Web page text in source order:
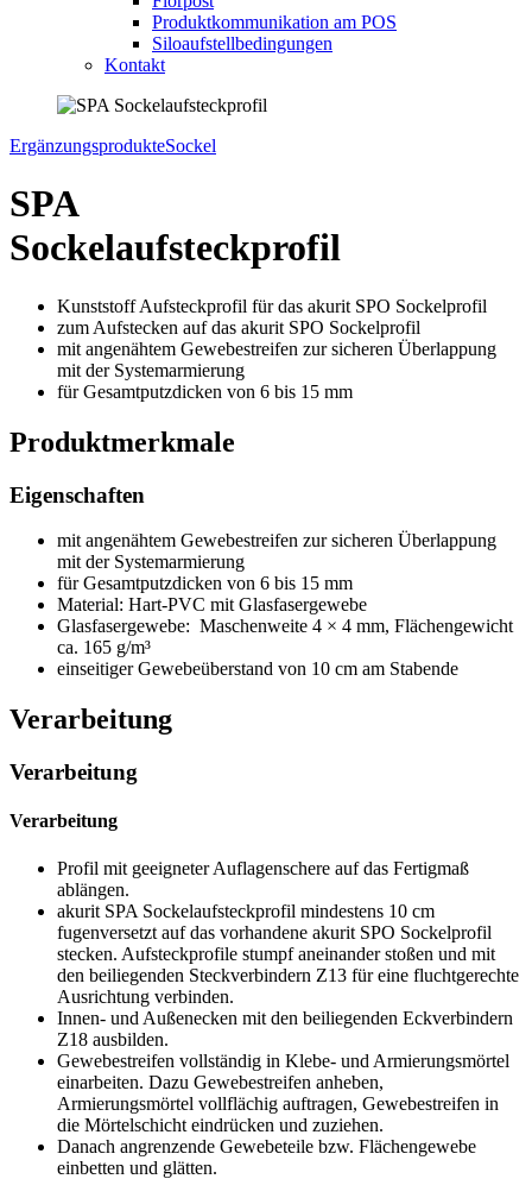
Produktkommunikation am POS
Siloaufstellbedingungen
Kontakt
ErgänzungsprodukteSockel
SPA
Sockelaufsteckprofil
Kunststoff Aufsteckprofil für das akurit SPO Sockelprofil
zum Aufstecken auf das akurit SPO Sockelprofil
mit angenähtem Gewebestreifen zur sicheren Überlappung
mit der Systemarmierung
für Gesamtputzdicken von 6 bis 15 mm
Produktmerkmale
Eigenschaften
mit angenähtem Gewebestreifen zur sicheren Überlappung
mit der Systemarmierung
für Gesamtputzdicken von 6 bis 15 mm
Material: Hart-PVC mit Glasfasergewebe
Glasfasergewebe: Maschenweite 4 × 4 mm, Flächengewicht
ca. 165 g/m³
einseitiger Gewebeüberstand von 10 cm am Stabende
Verarbeitung
Verarbeitung
Verarbeitung
Profil mit geeigneter Auflagenschere auf das Fertigmaß
ablängen.
akurit SPA Sockelaufsteckprofil mindestens 10 cm
fugenversetzt auf das vorhandene akurit SPO Sockelprofil
stecken. Aufsteckprofile stumpf aneinander stoßen und mit
den beiliegenden Steckverbindern Z13 für eine fluchtgerechte
Ausrichtung verbinden.
Innen- und Außenecken mit den beiliegenden Eckverbindern
Z18 ausbilden.
Gewebestreifen vollständig in Klebe- und Armierungsmörtel
einarbeiten. Dazu Gewebestreifen anheben,
Armierungsmörtel vollflächig auftragen, Gewebestreifen in
die Mörtelschicht eindrücken und zuziehen.
Danach angrenzende Gewebeteile bzw. Flächengewebe
einbetten und glätten.